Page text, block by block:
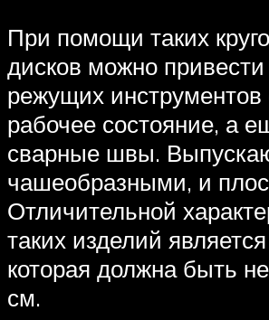
При помощи таких
дисков можно привести
режущих инструментов
рабочее состояние, а
сварные швы.
чашеобразными, и
Отличительной
таких изделий
которая должна быть
см.